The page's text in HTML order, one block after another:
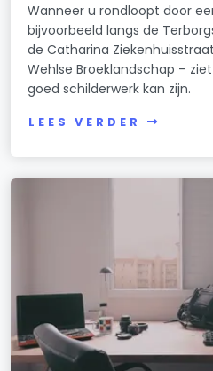
Wanneer u rondloopt door
bijvoorbeeld langs de
de Catharina
Wehlse Broeklandschap –
goed schilderwerk kan zijn.
LEES VERDER